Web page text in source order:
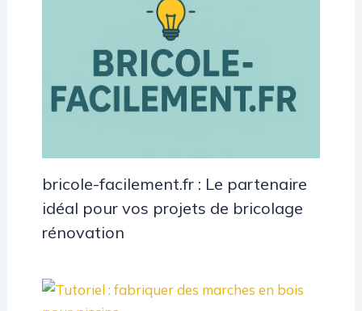
bricole-facilement.fr : Le partenaire
idéal pour vos projets de bricolage
rénovation